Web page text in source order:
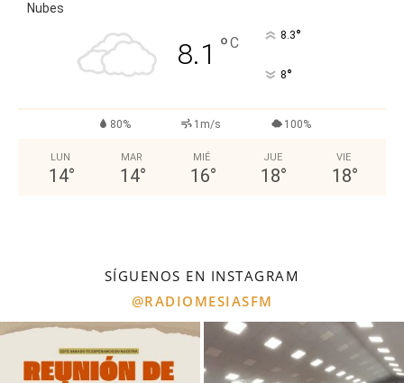
Nubes
8.1 °C 8.3°
8°
80% 1m/s 100%
LUN
14°
MAR
14°
MIÉ
16°
JUE
18°
VIE
18°
SÍGUENOS EN INSTAGRAM
@RADIOMESIASFM